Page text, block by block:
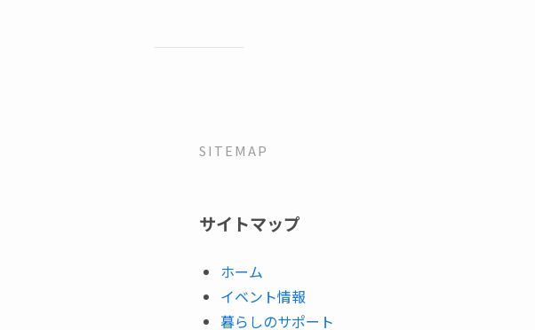
SITEMAP
サイトマップ
ホーム
イベント情報
暮らしのサポート